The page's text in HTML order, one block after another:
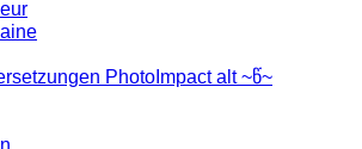
PhotoImpact alt ~წ~